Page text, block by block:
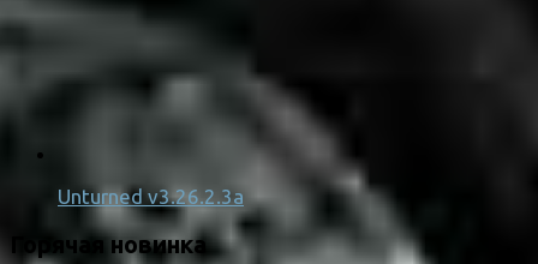
Unturned v3.26.2.3a
Горячая новинка